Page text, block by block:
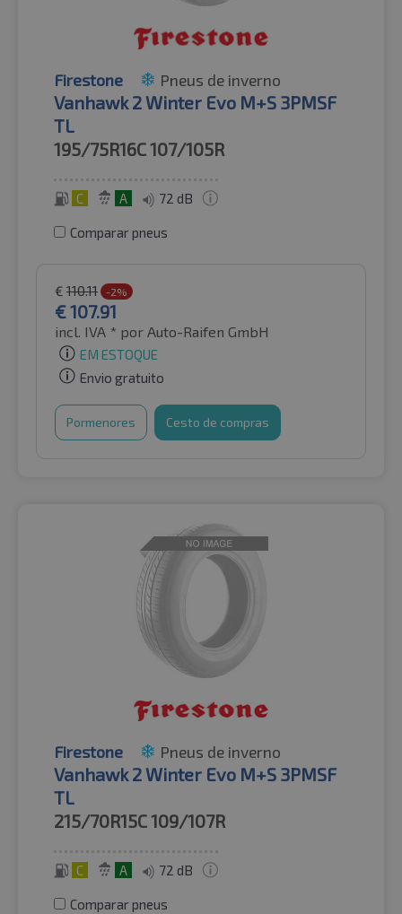
Firestone Pneus de inverno
Vanhawk 2 Winter Evo M+S 3PMSF
TL
195/75R16C107/105R
C A 72 dB
Comparar pneus
€ 110.11 -2%
€107.91
incl. IVA * por Auto-Raifen GmbH
EM ESTOQUE
Envio gratuito
Pormenores Cesto de compras
Firestone Pneus de inverno
Vanhawk 2 Winter Evo M+S 3PMSF
TL
215/70R15C109/107R
C A 72 dB
Comparar pneus